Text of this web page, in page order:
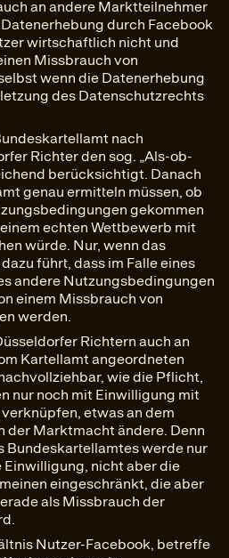
an andere Marktteilnehmer
durch Facebook
wirtschaftlich nicht und
Missbrauch von
wenn die Datenerhebung
des Datenschutzrechts
nach
Richter den sog. „Als-ob-
berücksichtigt. Danach
genau ermitteln müssen, ob
gekommen
echten Wettbewerb mit
würde. Nur, wenn das
führt, dass im Falle eines
andere Nutzungsbedingungen
einem Missbrauch von
werden.
Richtern auch an
Kartellamt angeordneten
wie die Pflicht,
nur noch mit Einwilligung mit
etwas an dem
der Marktmacht ändere. Denn
Bundeskartellamtes werde nur
nicht aber die
eingeschränkt, die aber
als Missbrauch der
Nutzer-Facebook, betreffe